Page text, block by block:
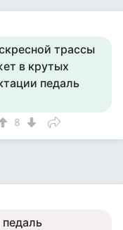
трассы
в крутых
педаль
8